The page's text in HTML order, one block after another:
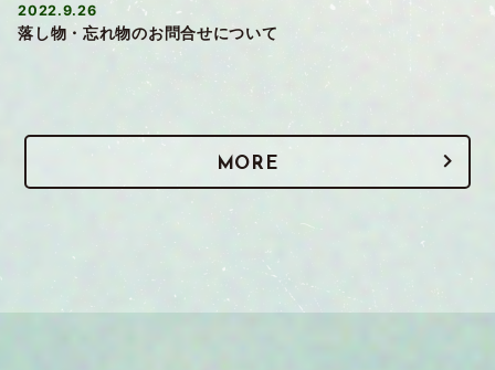
2022.9.26
落し物・忘れ物のお問合せについて
MORE